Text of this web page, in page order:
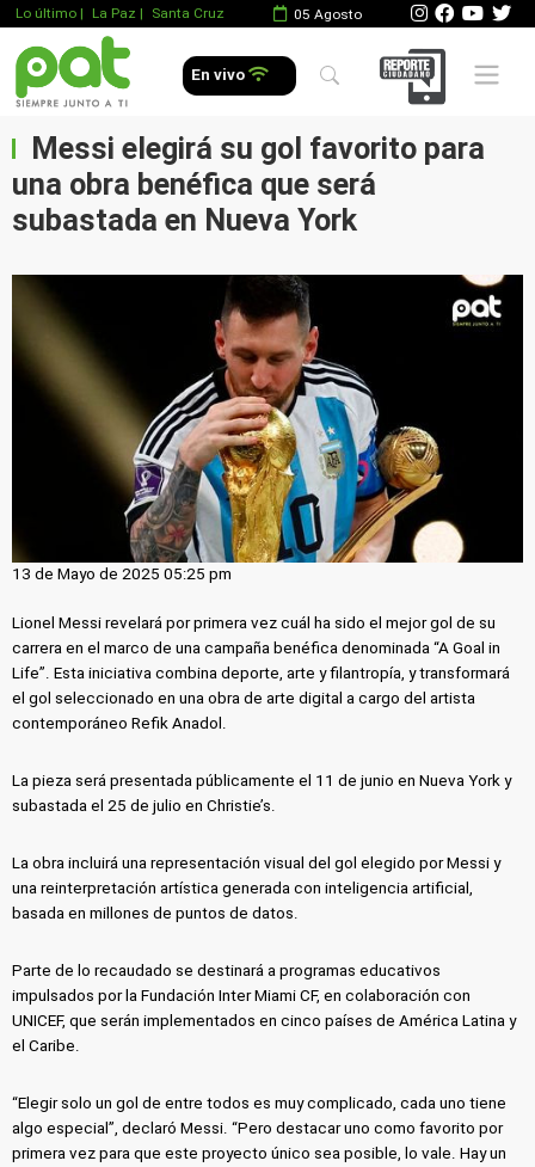
Lo último | La Paz | Santa Cruz 05 Agosto
En vivo Mobile
Messi elegirá su gol favorito para
una obra benéfica que será
subastada en Nueva York
13 de Mayo de 2025 05:25 pm
Lionel Messi revelará por primera vez cuál ha sido el mejor gol de su
carrera en el marco de una campaña benéfica denominada “A Goal in
Life”. Esta iniciativa combina deporte, arte y filantropía, y transformará
el gol seleccionado en una obra de arte digital a cargo del artista
contemporáneo Refik Anadol.
La pieza será presentada públicamente el 11 de junio en Nueva York y
subastada el 25 de julio en Christie’s.
La obra incluirá una representación visual del gol elegido por Messi y
una reinterpretación artística generada con inteligencia artificial,
basada en millones de puntos de datos.
Parte de lo recaudado se destinará a programas educativos
impulsados por la Fundación Inter Miami CF, en colaboración con
UNICEF, que serán implementados en cinco países de América Latina y
el Caribe.
“Elegir solo un gol de entre todos es muy complicado, cada uno tiene
algo especial”, declaró Messi. “Pero destacar uno como favorito por
primera vez para que este proyecto único sea posible, lo vale. Hay un